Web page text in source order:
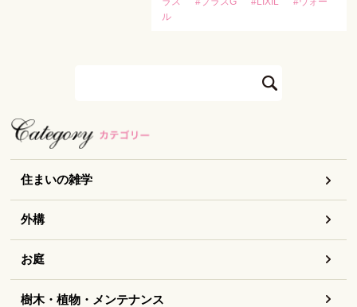
ル
住まいの雑学
外構
お庭
樹木・植物・メンテナンス